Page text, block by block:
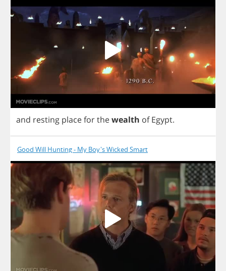
and resting placeforthewealth of Egypt.
Good Will Hunting - My Boy's Wicked Smart